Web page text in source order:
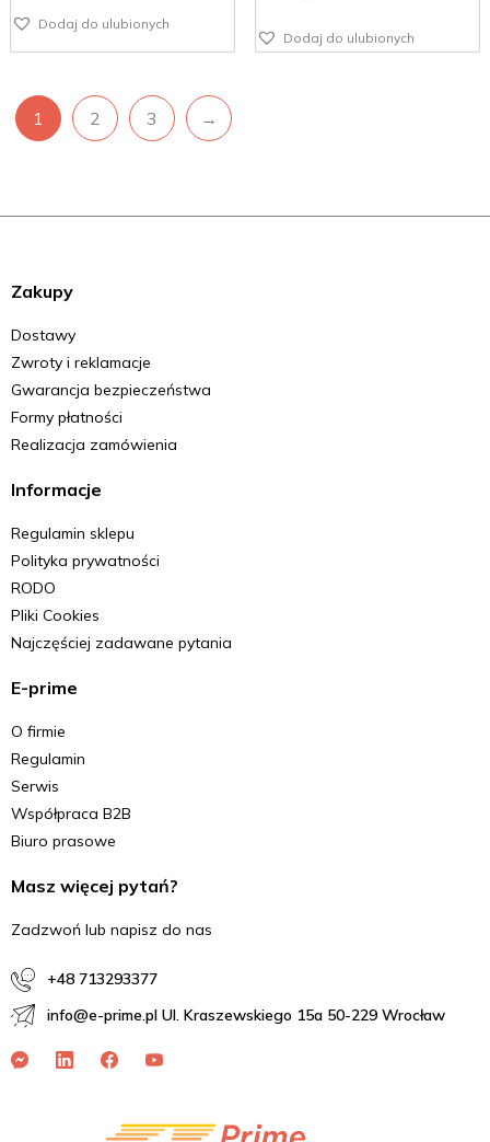
Dodaj do ulubionych
Dodaj do ulubionych
1 2 3 →
Zakupy
Dostawy
Zwroty i reklamacje
Gwarancja bezpieczeństwa
Formy płatności
Realizacja zamówienia
Informacje
Regulamin sklepu
Polityka prywatności
RODO
Pliki Cookies
Najczęściej zadawane pytania
E-prime
O firmie
Regulamin
Serwis
Współpraca B2B
Biuro prasowe
Masz więcej pytań?
Zadzwoń lub napisz do nas
+48 713293377
info@e-prime.pl Ul. Kraszewskiego 15a 50-229 Wrocław